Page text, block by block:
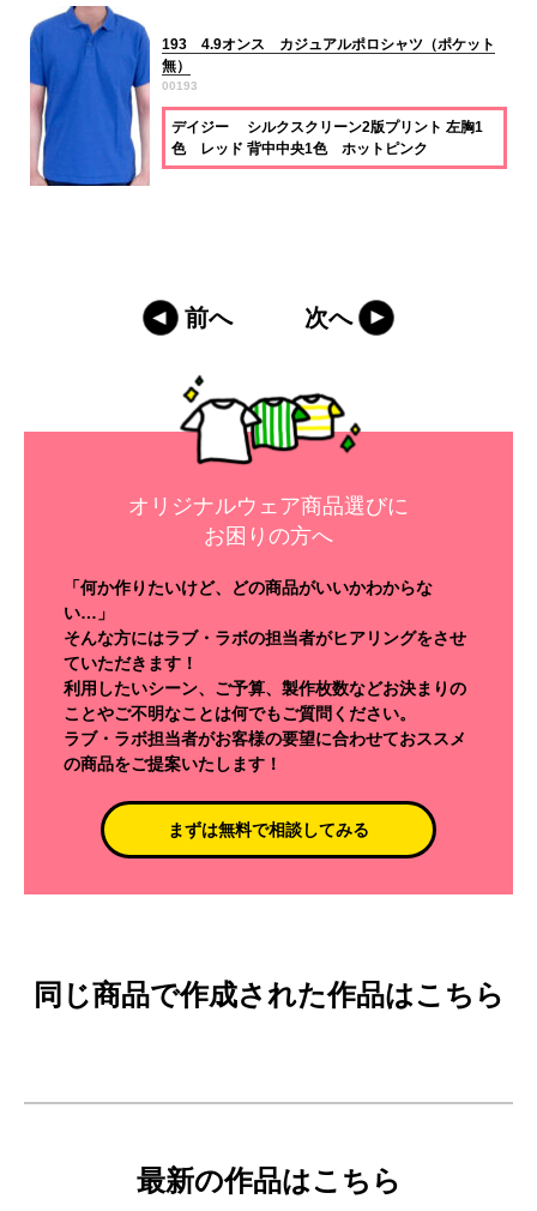
193 4.9オンス カジュアルポロシャツ（ポケット
無）
00193
デイジー シルクスクリーン2版プリント 左胸1
色 レッド 背中中央1色 ホットピンク
前へ 次へ
オリジナルウェア商品選びに
お困りの方へ
「何か作りたいけど、どの商品がいいかわからな
い…」
そんな方にはラブ・ラボの担当者がヒアリングをさせ
ていただきます！
利用したいシーン、ご予算、製作枚数などお決まりの
ことやご不明なことは何でもご質問ください。
ラブ・ラボ担当者がお客様の要望に合わせておススメ
の商品をご提案いたします！
まずは無料で相談してみる
同じ商品で作成された作品はこちら
最新の作品はこちら